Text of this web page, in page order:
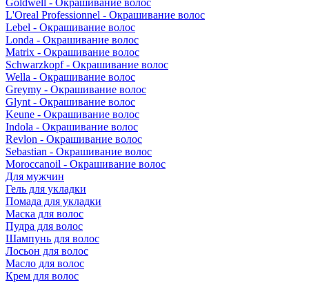
Goldwell - Окрашивание волос
L'Oreal Professionnel - Окрашивание волос
Lebel - Окрашивание волос
Londa - Окрашивание волос
Matrix - Окрашивание волос
Schwarzkopf - Окрашивание волос
Wella - Окрашивание волос
Greymy - Окрашивание волос
Glynt - Окрашивание волос
Keune - Окрашивание волос
Indola - Окрашивание волос
Revlon - Окрашивание волос
Sebastian - Окрашивание волос
Moroccanoil - Окрашивание волос
Для мужчин
Гель для укладки
Помада для укладки
Маска для волос
Пудра для волос
Шампунь для волос
Лосьон для волос
Масло для волос
Крем для волос